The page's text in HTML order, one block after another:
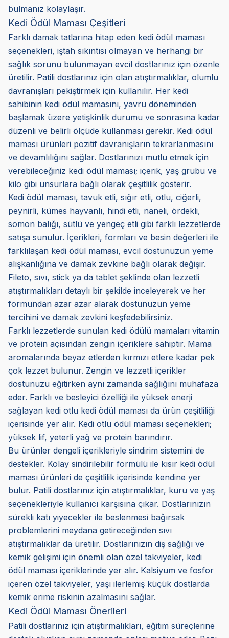
bulmanız kolaylaşır.
Kedi Ödül Maması Çeşitleri
Farklı damak tatlarına hitap eden kedi ödül maması
seçenekleri, iştah sıkıntısı olmayan ve herhangi bir
sağlık sorunu bulunmayan evcil dostlarınız için özenle
üretilir. Patili dostlarınız için olan atıştırmalıklar, olumlu
davranışları pekiştirmek için kullanılır. Her kedi
sahibinin kedi ödül mamasını, yavru döneminden
başlamak üzere yetişkinlik durumu ve sonrasına kadar
düzenli ve belirli ölçüde kullanması gerekir. Kedi ödül
maması ürünleri pozitif davranışların tekrarlanmasını
ve devamlılığını sağlar. Dostlarınızı mutlu etmek için
verebileceğiniz kedi ödül maması; içerik, yaş grubu ve
kilo gibi unsurlara bağlı olarak çeşitlilik gösterir.
Kedi ödül maması, tavuk etli, sığır etli, otlu, ciğerli,
peynirli, kümes hayvanlı, hindi etli, naneli, ördekli,
somon balığı, sütlü ve yengeç etli gibi farklı lezzetlerde
satışa sunulur. İçerikleri, formları ve besin değerleri ile
farklılaşan kedi ödül maması, evcil dostunuzun yeme
alışkanlığına ve damak zevkine bağlı olarak değişir.
Fileto, sıvı, stick ya da tablet şeklinde olan lezzetli
atıştırmalıkları detaylı bir şekilde inceleyerek ve her
formundan azar azar alarak dostunuzun yeme
tercihini ve damak zevkini keşfedebilirsiniz.
Farklı lezzetlerde sunulan kedi ödülü mamaları vitamin
ve protein açısından zengin içeriklere sahiptir. Mama
aromalarında beyaz etlerden kırmızı etlere kadar pek
çok lezzet bulunur. Zengin ve lezzetli içerikler
dostunuzu eğitirken aynı zamanda sağlığını muhafaza
eder. Farklı ve besleyici özelliği ile yüksek enerji
sağlayan kedi otlu kedi ödül maması da ürün çeşitliliği
içerisinde yer alır. Kedi otlu ödül maması seçenekleri;
yüksek lif, yeterli yağ ve protein barındırır.
Bu ürünler dengeli içerikleriyle sindirim sistemini de
destekler. Kolay sindirilebilir formülü ile kısır kedi ödül
maması ürünleri de çeşitlilik içerisinde kendine yer
bulur. Patili dostlarınız için atıştırmalıklar, kuru ve yaş
seçenekleriyle kullanıcı karşısına çıkar. Dostlarınızın
sürekli katı yiyecekler ile beslenmesi bağırsak
problemlerini meydana getireceğinden sıvı
atıştırmalıklar da üretilir. Dostlarınızın diş sağlığı ve
kemik gelişimi için önemli olan özel takviyeler, kedi
ödül maması içeriklerinde yer alır. Kalsiyum ve fosfor
içeren özel takviyeler, yaşı ilerlemiş küçük dostlarda
kemik erime riskinin azalmasını sağlar.
Kedi Ödül Maması Önerileri
Patili dostlarınız için atıştırmalıkları, eğitim süreçlerine